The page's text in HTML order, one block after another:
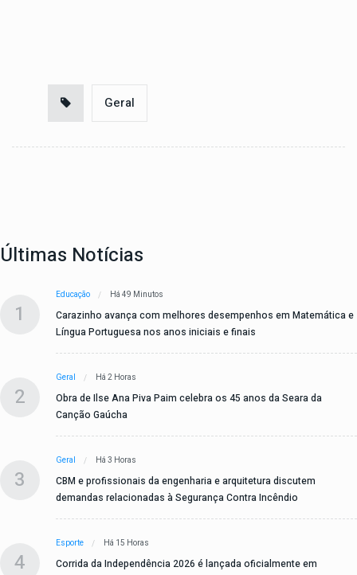
Geral
Últimas Notícias
1
Educação Há 49 Minutos
Carazinho avança com melhores desempenhos em Matemática e
Língua Portuguesa nos anos iniciais e finais
2
Geral Há 2 Horas
Obra de Ilse Ana Piva Paim celebra os 45 anos da Seara da
Canção Gaúcha
3
Geral Há 3 Horas
CBM e profissionais da engenharia e arquitetura discutem
demandas relacionadas à Segurança Contra Incêndio
4
Esporte Há 15 Horas
Corrida da Independência 2026 é lançada oficialmente em